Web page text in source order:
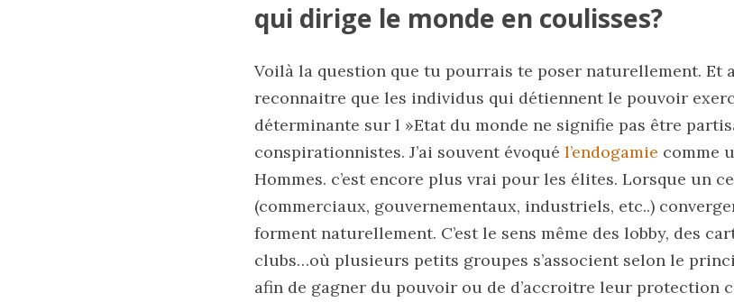
qui dirige le monde en coulisses?
Voilà la question que tu pourrais te poser naturellement. Et
reconnaitre que les individus qui détiennent le pouvoir
déterminante sur l »Etat du monde ne signifie pas être
conspirationnistes. J’ai souvent évoqué l’endogamie comme
Hommes. c’est encore plus vrai pour les élites. Lorsque un
(commerciaux, gouvernementaux, industriels, etc..)
forment naturellement. C’est le sens même des lobby, des
clubs…où plusieurs petits groupes s’associent selon le
afin de gagner du pouvoir ou de d’accroitre leur protection